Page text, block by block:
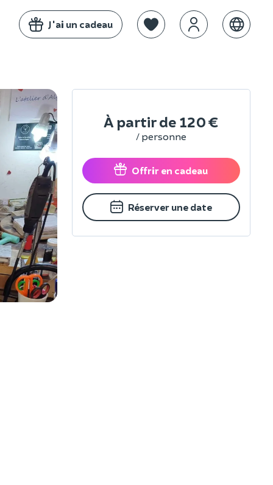
J'ai un cadeau
photos
À partir de 120 €
/ personne
Offrir en cadeau
Réserver une date